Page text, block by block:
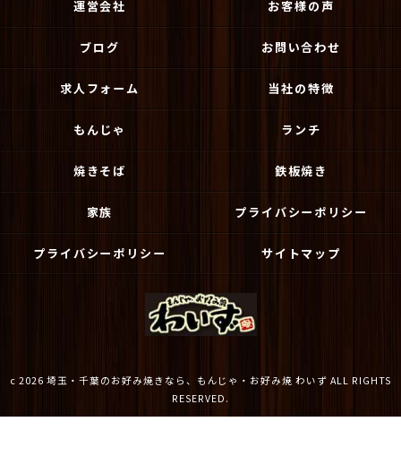
運営会社 お客様の声
ブログ お問い合わせ
求人フォーム 当社の特徴
もんじゃ ランチ
焼きそば 鉄板焼き
家族 プライバシーポリシー
プライバシーポリシー サイトマップ
c 2026 埼玉・千葉のお好み焼きなら、もんじゃ・お好み焼 わいず ALL RIGHTS
RESERVED.